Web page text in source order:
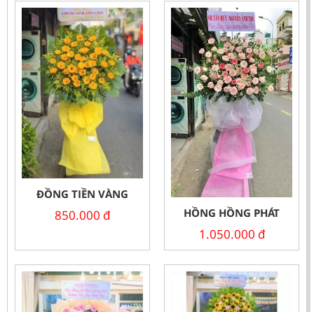
ĐỒNG TIỀN VÀNG
850.000 đ HỒNG HỒNG PHÁT
1.050.000 đ